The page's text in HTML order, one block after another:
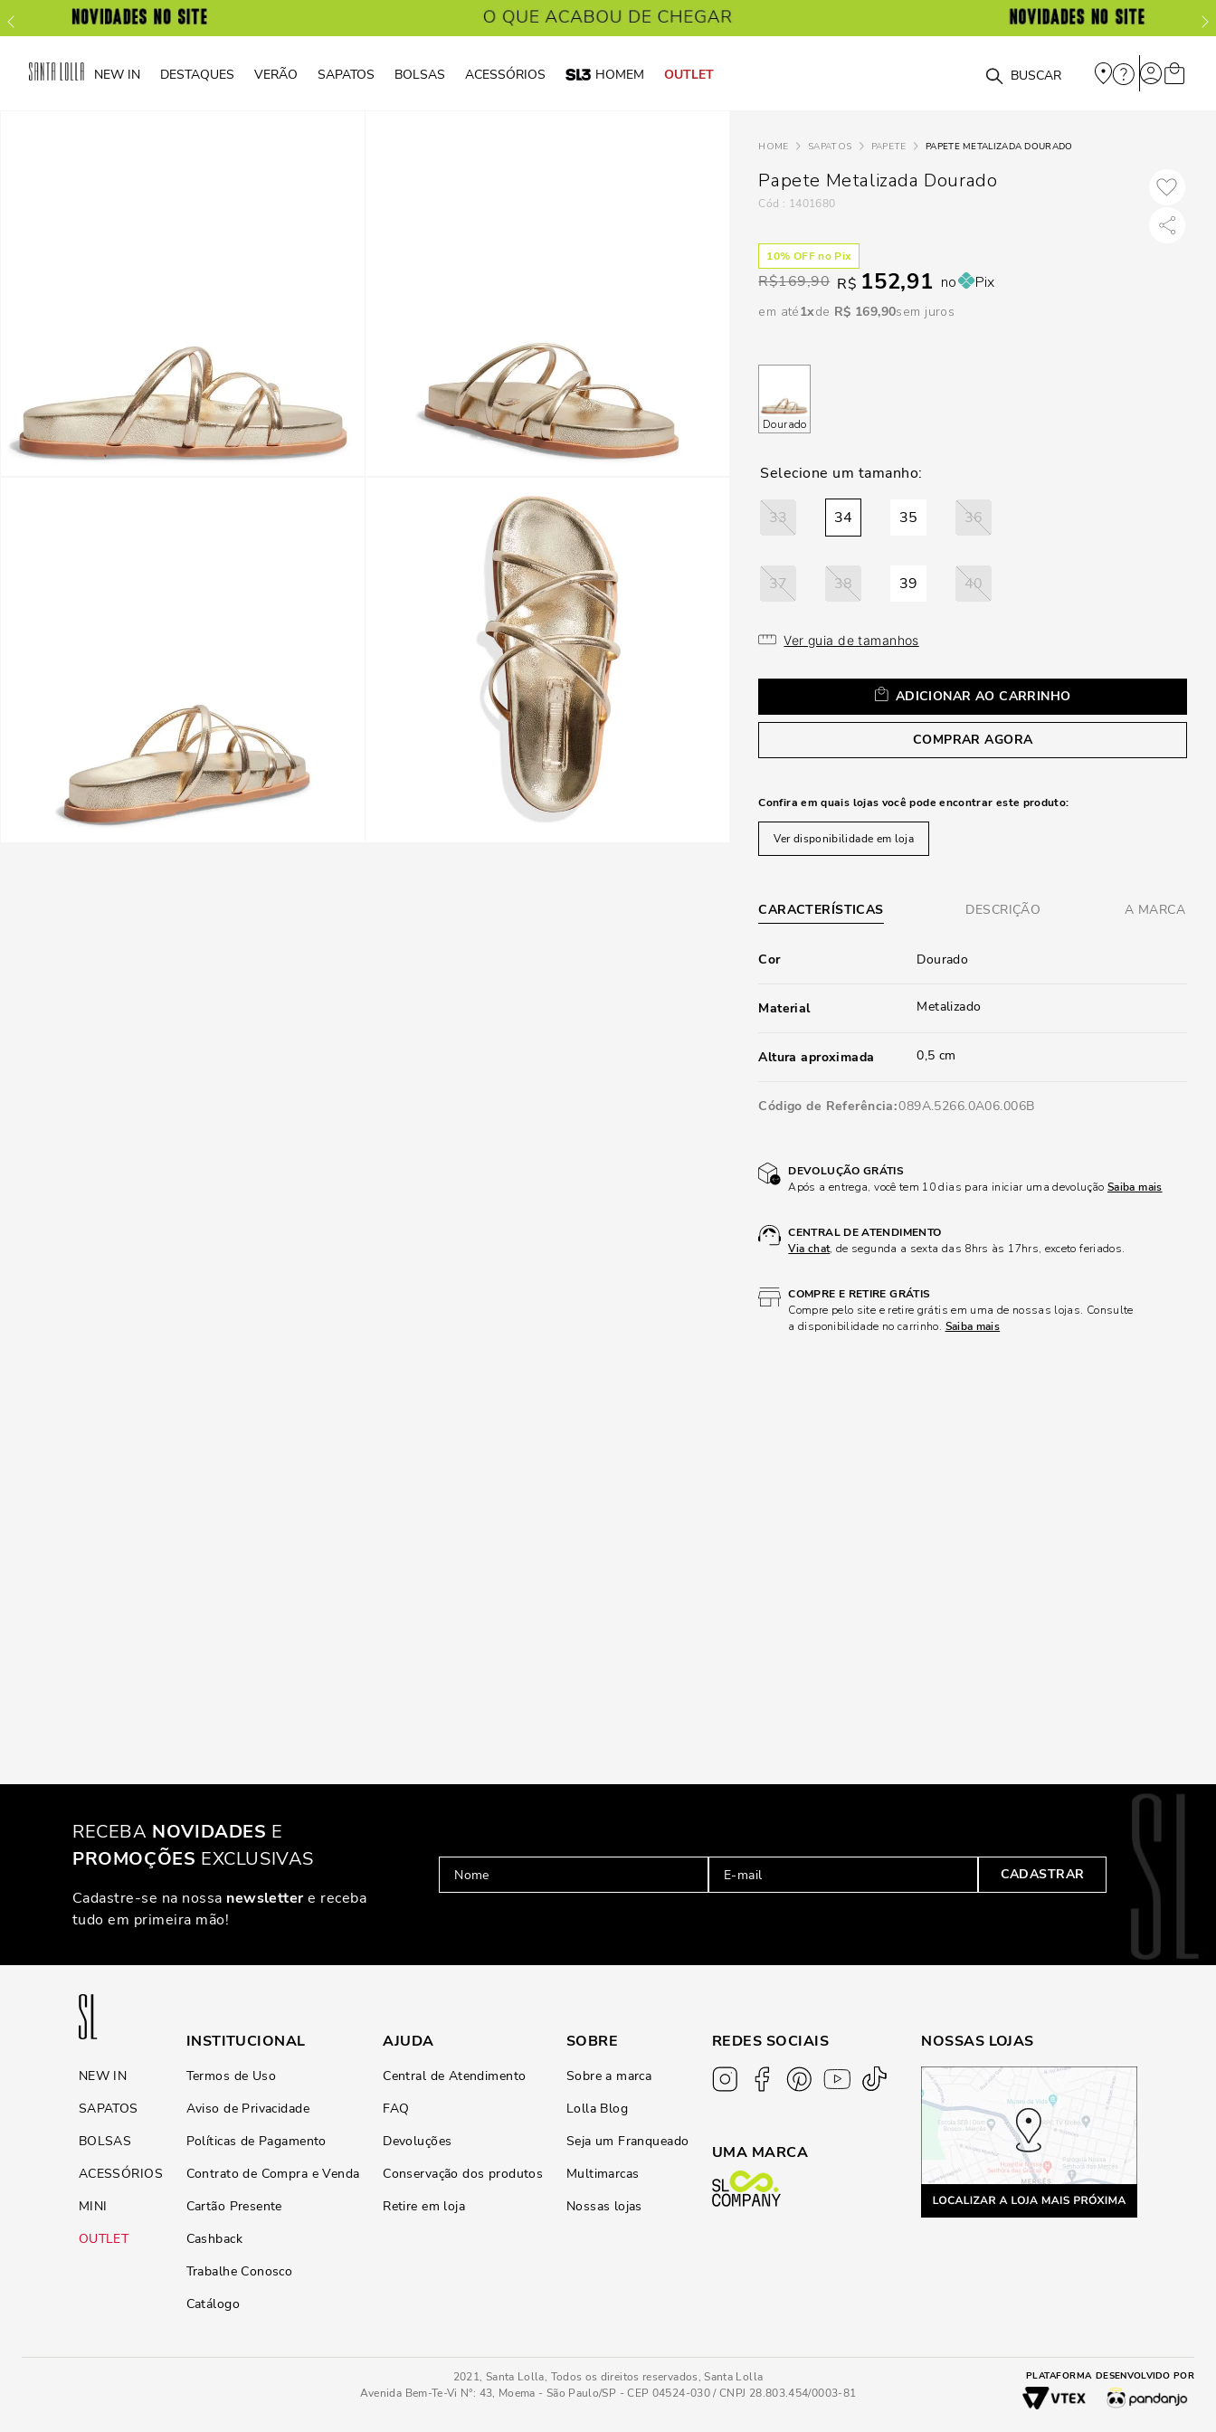
NEW IN DESTAQUES VERÃO SAPATOS BOLSAS ACESSÓRIOS HOMEM OUTLET O que você está procurando?
SAPATOS PAPETE PAPETE METALIZADA DOURADO
Papete Metalizada Dourado
: 1401680
10% OFF no Pix
R$169,90 R$ 152,91 no Pix
em até1 R$ 169,90sem juros
Dourado
33 34 35 36
37 38 39 40
Ver guia de tamanhos
ADICIONAR AO CARRINHO
COMPRAR AGORA
Confira em quais lojas você pode encontrar este produto:
Ver disponibilidade em loja
CARACTERÍSTICAS DESCRIÇÃO A MARCA
Cor Dourado
Material Metalizado
Altura aproximada 0,5 cm
Código de Referência 089A.5266.0A06.006B
DEVOLUÇÃO GRÁTIS
Após a entrega, você tem 10 dias para iniciar uma devolução Saiba mais
CENTRAL DE ATENDIMENTO
Via chat, de segunda a sexta das 8hrs às 17hrs, exceto feriados.
COMPRE E RETIRE GRÁTIS
Compre pelo site e retire grátis em uma de nossas lojas. Consulte
a disponibilidade no carrinho. Saiba mais
RECEBA NOVIDADES E
PROMOÇÕES EXCLUSIVAS
Cadastre-se na nossa newslettere receba
tudo em primeira mão!
CADASTRAR
NEW IN
SAPATOS
BOLSAS
ACESSÓRIOS
MINI
OUTLET
INSTITUCIONAL
Termos de Uso
Aviso de Privacidade
Políticas de Pagamento
Contrato de Compra e Venda
Cartão Presente
Cashback
Trabalhe Conosco
Catálogo
AJUDA
Central de Atendimento
FAQ
Devoluções
Conservação dos produtos
Retire em loja
SOBRE
Sobre a marca
Lolla Blog
Seja um Franqueado
Multimarcas
Nossas lojas
REDES SOCIAIS
UMA MARCA
NOSSAS LOJAS
2021, Santa Lolla, Todos os direitos reservados, Santa Lolla
Avenida Bem-Te-Vi N°: 43, Moema - São Paulo/SP - CEP 04524-030 / CNPJ 28.803.454/0003-81
PLATAFORMA DESENVOLVIDO POR